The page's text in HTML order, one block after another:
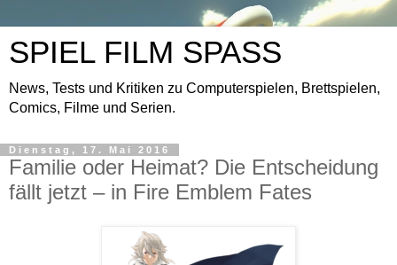
SPIEL FILM SPASS
News, Tests und Kritiken zu Computerspielen, Brettspielen,
Comics, Filme und Serien.
Dienstag, 17. Mai 2016
Familie oder Heimat? Die Entscheidung
fällt jetzt – in Fire Emblem Fates